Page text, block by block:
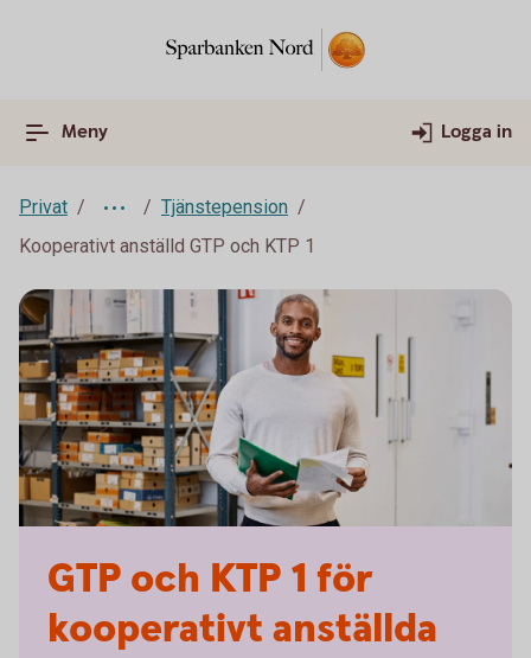
Meny Logga in
Privat
Tjänstepension
Kooperativt anställd GTP och KTP 1
GTP och KTP 1 för
kooperativt anställda